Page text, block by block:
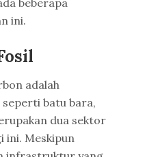
ini.
adalah
batu bara,
dua sektor
ini. Meskipun